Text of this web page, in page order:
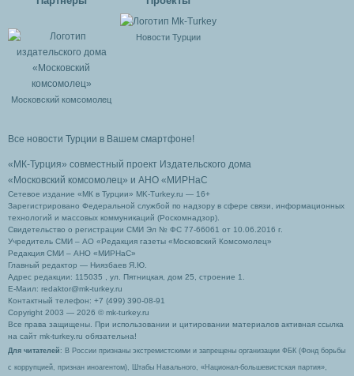
Московский комсомолец
Новости Турции
Все новости Турции в Вашем смартфоне!
«МК-Турция» совместный проект Издательского дома
«Московский комсомолец» и АНО «МИРНаС
Сетевое издание «МК в Турции» MK-Turkey.ru — 16+
Зарегистрировано Федеральной службой по надзору в сфере связи, информационных
технологий и массовых коммуникаций (Роскомнадзор).
Свидетельство о регистрации СМИ Эл № ФС 77-66061 от 10.06.2016 г.
Учредитель СМИ – АО «Редакция газеты «Московский Комсомолец»
Редакция СМИ – АНО «МИРНаС»
Главный редактор — Ниязбаев Я.Ю.
Адрес редакции: 115035 , ул. Пятницкая, дом 25, строение 1.
Е-Маил: redaktor@mk-turkey.ru
Контактный телефон: +7 (499) 390-08-91
Copyright 2003 — 2026 © mk-turkey.ru
Все права защищены. При использовании и цитировании материалов активная ссылка
на сайт mk-turkey.ru обязательна!
Для читателей : В России признаны экстремистскими и запрещены организации ФБК (Фонд борьбы
с коррупцией, признан иноагентом), Штабы Навального, «Национал-большевистская партия»,